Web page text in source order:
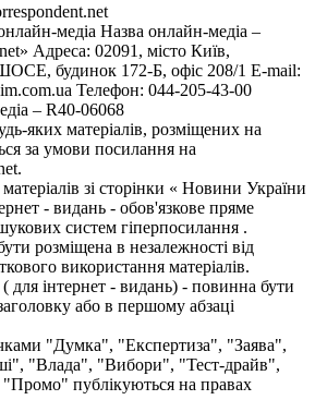
медіа Назва онлайн-медіа –
Адреса: 02091, місто Київ,
будинок 172-Б, офіс 208/1 E-mail:
Телефон: 044-205-43-00
– R40-06068
яких матеріалів, розміщених на
за умови посилання на
зі сторінки « Новини України
- видань - обов'язкове пряме
систем гіперпосилання .
розміщена в незалежності від
використання матеріалів.
для інтернет - видань) - повинна бути
або в першому абзаці
"Думка", "Експертиза", "Заява",
"Влада", "Вибори", "Тест-драйв",
публікуються на правах